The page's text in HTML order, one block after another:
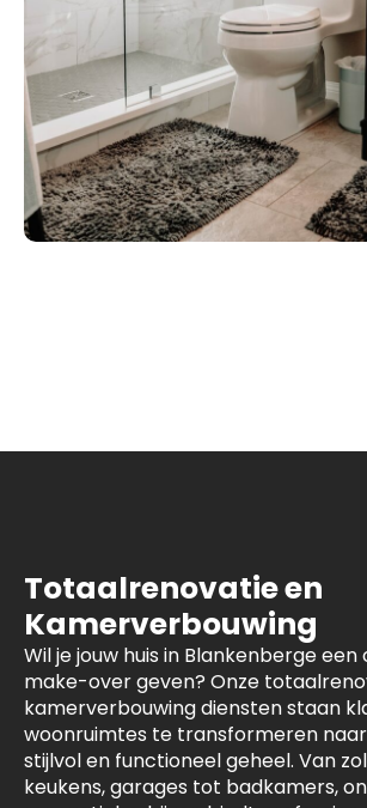
Totaalrenovatie en
Kamerverbouwing
Wil je jouw huis in Blankenberge
make-over geven? Onze
kamerverbouwing diensten staan
woonruimtes te transformeren
stijlvol en functioneel geheel. Van
keukens, garages tot badkamers,